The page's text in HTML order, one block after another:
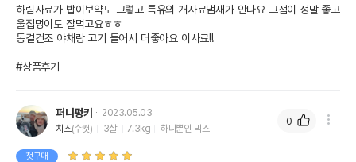
하림사료가 밥이보약도 그렇고 특유의 개사료냄새가 안나요 그점이 정말 좋고
울집멍이도 잘먹고요ㅎㅎ
동결건조 야채랑 고기 들어서 더좋아요 이사료!!
#상품후기
퍼니펑키
2023.05.03
치즈(수컷) 3살 7.3kg 하나뿐인 믹스
첫구매
0